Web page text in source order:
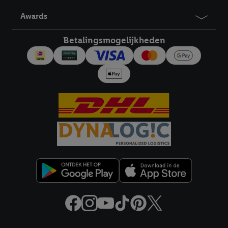
Awards
Betalingsmogelijkheden
tonen. Voor dit doel kan jouw gehashte e-mailadres ook worden
samengevoegd met andere identifiers of met identifiers die
door Criteo S.A. aan jou zijn toegewezen.
Als je hiervoor toestemming geeft, dan kunnen retargeting
advertenties worden weergegeven voor producten waarin je
eerder interesse hebt getoond (bijvoorbeeld door het product
in een winkelmandje van een online winkel te plaatsen maar het
niet te kopen). De retargeting advertenties kunnen op
verschillende eindapparaten en binnen verschillende Lidl-
diensten worden weergegeven, als verschillende eindapparaten
en Lidl-diensten, met behulp van jouw gehashte e-mailadres en
Criteo S.A. beschikt, aan jou kunnen worden toegewezen.
Onder "Aanpassen" kun je aangeven met welke cookies en
je instemt. Verder kan je er meer informatie vinden over de